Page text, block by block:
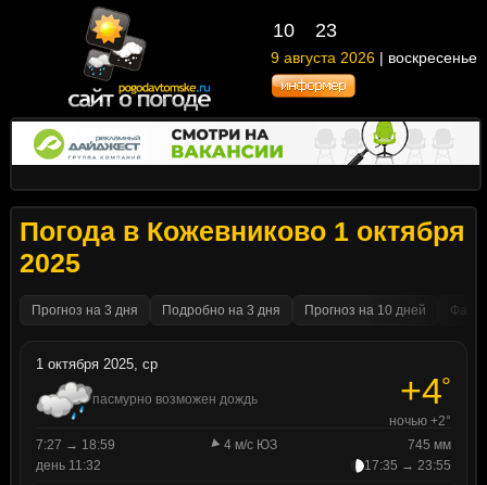
10 23
9 августа 2026 | воскресенье
Погода в Кожевниково 1 октября
2025
Прогноз на 3 дня Подробно на 3 дня Прогноз на 10 дней
1 октября 2025, ср
пасмурно возможен дождь +4°
ночью +2°
7:27 → 18:59
4 м/с ЮЗ
745 мм
день 11:32
17:35 → 23:55